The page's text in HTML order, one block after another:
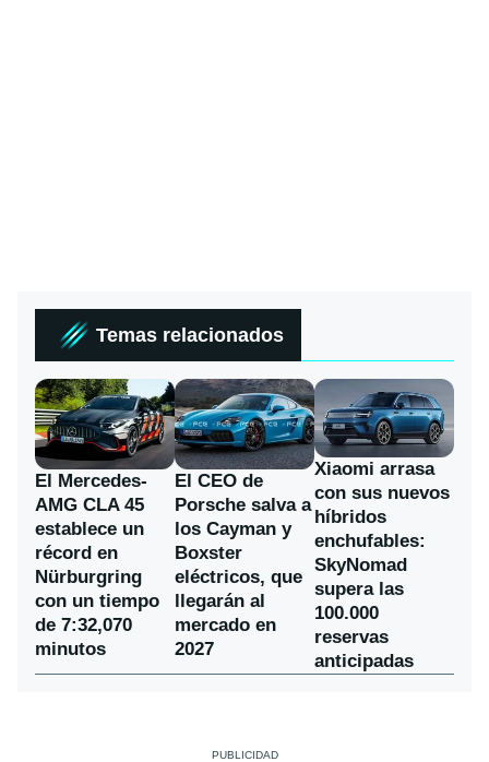
Temas relacionados
El Mercedes-
AMG CLA 45
establece un
récord en
Nürburgring
con un tiempo
de 7:32,070
minutos
El CEO de
Porsche salva a
los Cayman y
Boxster
eléctricos, que
llegarán al
mercado en
2027
Xiaomi arrasa
con sus nuevos
híbridos
enchufables:
SkyNomad
supera las
100.000
reservas
anticipadas